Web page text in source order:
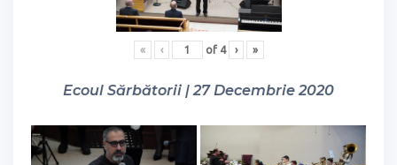
« ‹ of 4 › »
Ecoul Sărbătorii | 27 Decembrie 2020